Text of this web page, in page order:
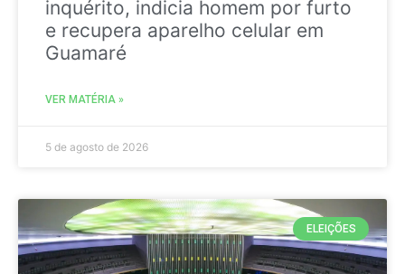
inquérito, indicia homem por furto
e recupera aparelho celular em
Guamaré
VER MATÉRIA »
5 de agosto de 2026
ELEIÇÕES